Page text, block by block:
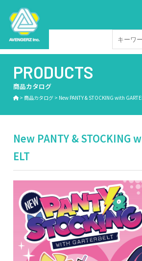
PRODUCTS
商品カタログ
> 商品カタログ> New PANTY & STOCKING with
New PANTY & STOCKING
ELT